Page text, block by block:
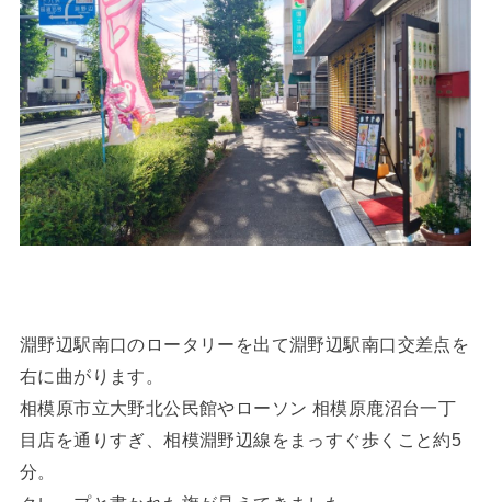
淵野辺駅南口のロータリーを出て淵野辺駅南口交差点を
右に曲がります。
相模原市立大野北公民館やローソン 相模原鹿沼台一丁
目店を通りすぎ、相模淵野辺線をまっすぐ歩くこと約5
分。